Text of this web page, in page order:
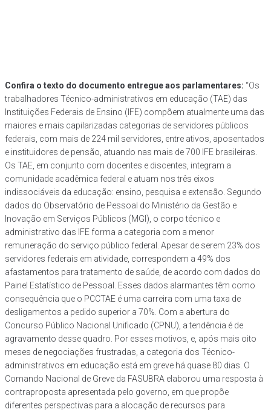
Confira o texto do documento entregue aos parlamentares: “Os
trabalhadores Técnico-administrativos em educação (TAE) das
Instituições Federais de Ensino (IFE) compõem atualmente uma das
maiores e mais capilarizadas categorias de servidores públicos
federais, com mais de 224 mil servidores, entre ativos, aposentados
e instituidores de pensão, atuando nas mais de 700 IFE brasileiras.
Os TAE, em conjunto com docentes e discentes, integram a
comunidade acadêmica federal e atuam nos três eixos
indissociáveis da educação: ensino, pesquisa e extensão. Segundo
dados do Observatório de Pessoal do Ministério da Gestão e
Inovação em Serviços Públicos (MGI), o corpo técnico e
administrativo das IFE forma a categoria com a menor
remuneração do serviço público federal. Apesar de serem 23% dos
servidores federais em atividade, correspondem a 49% dos
afastamentos para tratamento de saúde, de acordo com dados do
Painel Estatístico de Pessoal. Esses dados alarmantes têm como
consequência que o PCCTAE é uma carreira com uma taxa de
desligamentos a pedido superior a 70%. Com a abertura do
Concurso Público Nacional Unificado (CPNU), a tendência é de
agravamento desse quadro. Por esses motivos, e, após mais oito
meses de negociações frustradas, a categoria dos Técnico-
administrativos em educação está em greve há quase 80 dias. O
Comando Nacional de Greve da FASUBRA elaborou uma resposta à
contraproposta apresentada pelo governo, em que propõe
diferentes perspectivas para a alocação de recursos para